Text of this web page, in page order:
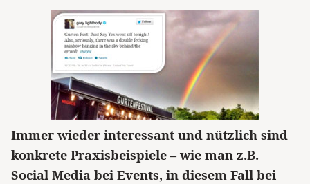
Immer wieder interessant und nützlich sind
konkrete Praxisbeispiele – wie man z.B.
Social Media bei Events, in diesem Fall bei